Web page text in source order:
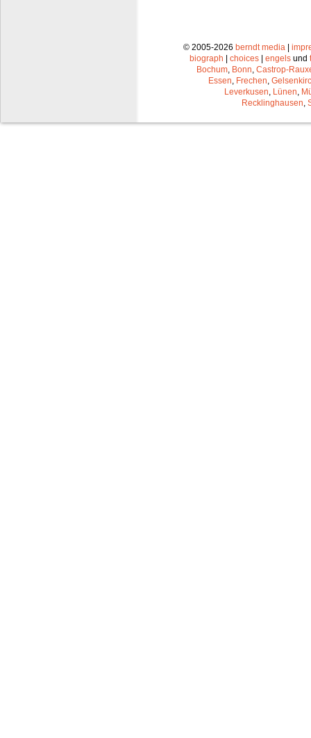
© 2005-2026 berndt media |
biograph | choices | engels und
Bochum Bonn Castrop-
Essen Frechen
Leverkusen Lünen
Recklinghausen